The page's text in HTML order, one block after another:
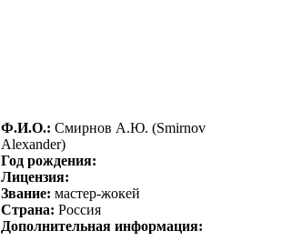
Ф.И.О.: Смирнов A.Ю. (Smirnov
Alexander)
Год рождения:
Лицензия:
Звание: мастер-жокей
Страна: Россия
Дополнительная информация: